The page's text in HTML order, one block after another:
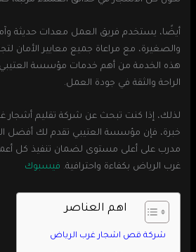
أيضًا، يستخدم فريق العمل معدات حديثة
والصغيرة، مع مراعاة جميع معايير الأمان
هذه الخدمة من أهم خدمات مؤسسة
الراحة والثقة في جودة العمل.
لذلك، إذا كنت تبحث عن شركة تقليم أشجار
خبرة، فإن مؤسسة العتيبي تقدم لك أفضل
مدرب على أعلى مستوى لضمان تنفيذ كل
غرب الرياض بكفاءة واحترافية. فيسبوك
اهم العناصر
شركة قص اشجار غرب الرياض